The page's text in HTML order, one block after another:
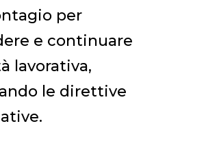
per
e continuare
lavorativa,
le direttive